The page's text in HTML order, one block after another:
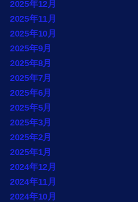
2025年12月
2025年11月
2025年10月
2025年9月
2025年8月
2025年7月
2025年6月
2025年5月
2025年3月
2025年2月
2025年1月
2024年12月
2024年11月
2024年10月